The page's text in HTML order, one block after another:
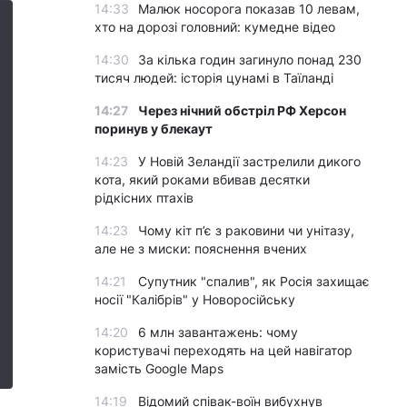
14:33
Малюк носорога показав 10 левам,
хто на дорозі головний: кумедне відео
14:30
За кілька годин загинуло понад 230
тисяч людей: історія цунамі в Таїланді
14:27
Через нічний обстріл РФ Херсон
поринув у блекаут
14:23
У Новій Зеландії застрелили дикого
кота, який роками вбивав десятки
рідкісних птахів
14:23
Чому кіт п’є з раковини чи унітазу,
але не з миски: пояснення вчених
14:21
Супутник "спалив", як Росія захищає
носії "Калібрів" у Новоросійську
14:20
6 млн завантажень: чому
користувачі переходять на цей навігатор
замість Google Maps
14:19
Відомий співак-воїн вибухнув